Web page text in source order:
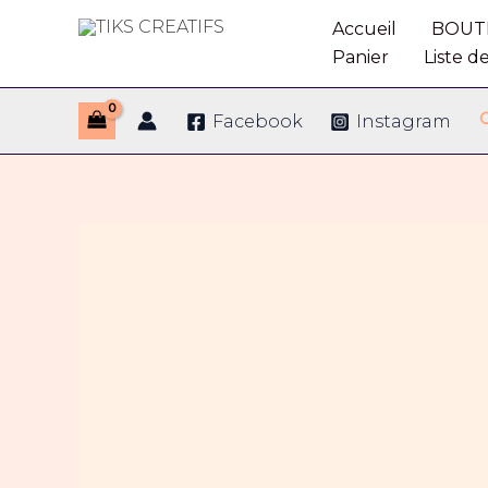
Accueil
Panier
Liste
Facebook Instagram